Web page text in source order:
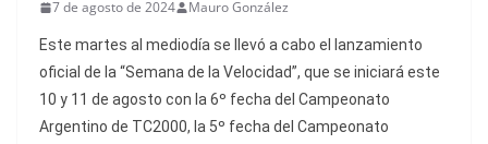
7 de agosto de 2024 Mauro González
Este martes al mediodía se llevó a cabo el lanzamiento
oficial de la “Semana de la Velocidad”, que se iniciará este
10 y 11 de agosto con la 6º fecha del Campeonato
Argentino de TC2000, la 5º fecha del Campeonato